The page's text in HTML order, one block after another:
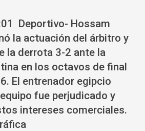
Deportivo- Hossam
la actuación del árbitro y
la derrota 3-2 ante la
en los octavos de final
El entrenador egipcio
fue perjudicado y
intereses comerciales.